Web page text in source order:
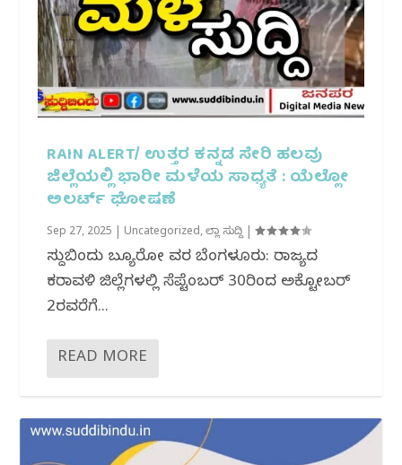
RAIN ALERT/ ಉತ್ತರ ಕನ್ನಡ ಸೇರಿ ಹಲವು
ಜಿಲ್ಲೆಯಲ್ಲಿ ಭಾರೀ ಮಳೆಯ ಸಾಧ್ಯತೆ : ಯೆಲ್ಲೋ
ಅಲರ್ಟ್‌ ಘೋಷಣೆ
Sep 27, 2025 Uncategorized,ಜಿಲ್ಲಾ ಸುದ್ದಿ |
ಸುದ್ದಿಬಿಂದು ಬ್ಯೂರೋ ವರದಿ ಬೆಂಗಳೂರು: ರಾಜ್ಯದ
ಕರಾವಳಿ ಜಿಲ್ಲೆಗಳಲ್ಲಿ ಸೆಪ್ಟೆಂಬರ್‌ 30ರಿಂದ ಅಕ್ಟೋಬರ್‌
2ರವರೆಗೆ...
READ MORE